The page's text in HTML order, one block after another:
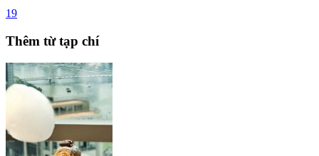
19
Thêm từ tạp chí